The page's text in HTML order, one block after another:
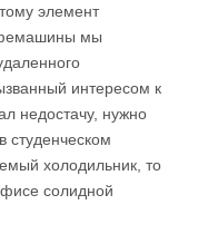
элемент
мы
интересом к
недостачу, нужно
студенческом
холодильник, то
солидной